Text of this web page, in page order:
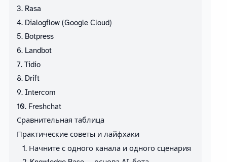
3. Rasa
4. Dialogflow (Google Cloud)
5. Botpress
6. Landbot
7. Tidio
8. Drift
9. Intercom
10. Freshchat
Сравнительная таблица
Практические советы и лайфхаки
1. Начните с одного канала и одного сценария